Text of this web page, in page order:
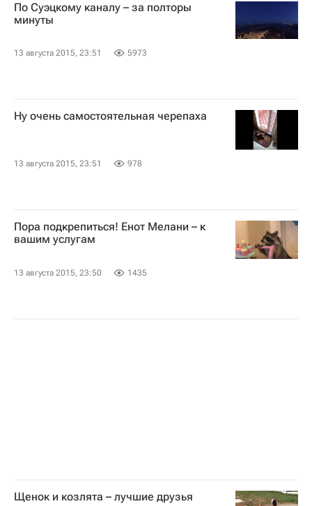
По Суэцкому каналу – за полторы
минуты
13 августа 2015, 23:51 5973
Ну очень самостоятельная черепаха
13 августа 2015, 23:51 978
Пора подкрепиться! Енот Мелани – к
вашим услугам
13 августа 2015, 23:50 1435
Щенок и козлята – лучшие друзья